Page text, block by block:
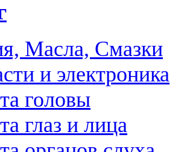
Масла, Смазки
и электроника
головы
глаз и лица